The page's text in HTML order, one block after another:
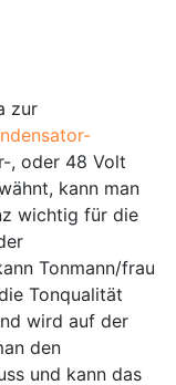
zur
, oder 48 Volt
kann man
wichtig für die
Tonmann/frau
Tonqualität
wird auf der
den
und kann das